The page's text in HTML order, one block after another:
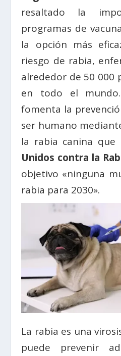
resaltado la
programas de
la opción más
riesgo de rabia,
alrededor de 50 000
en todo el
fomenta la
ser humano
la rabia canina que
Unidos contra la
objetivo «ninguna
rabia para 2030».
La rabia es una
puede prevenir